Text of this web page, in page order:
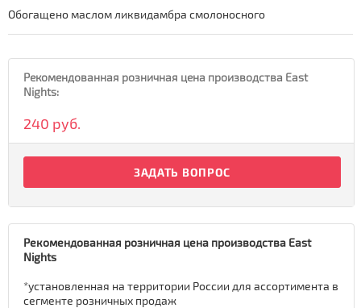
Обогащено маслом ликвидамбра смолоносного
Рекомендованная розничная цена производства East
Nights:
240 руб.
ЗАДАТЬ ВОПРОС
Рекомендованная розничная цена производства East
Nights
*установленная на территории России для ассортимента в
сегменте розничных продаж